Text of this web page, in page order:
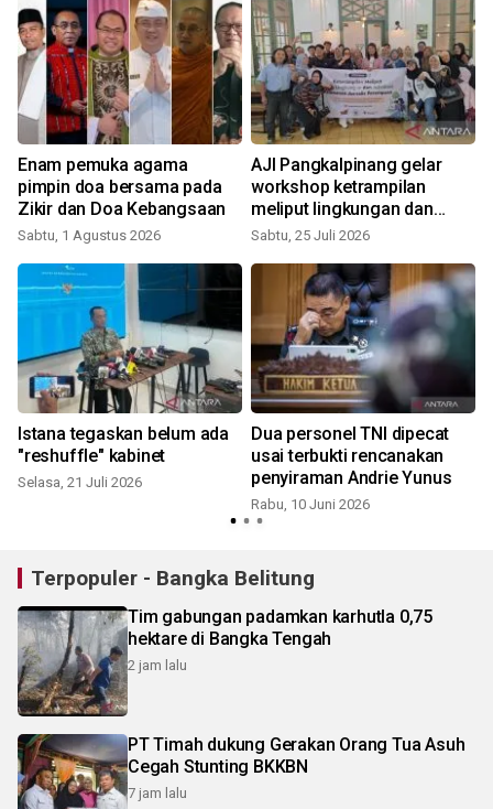
Enam pemuka agama
pimpin doa bersama pada
Zikir dan Doa Kebangsaan
Sabtu, 1 Agustus 2026
AJI Pangkalpinang gelar
workshop ketrampilan
meliput lingkungan dan
keamanan jurnalis
Sabtu, 25 Juli 2026
Istana tegaskan belum ada
"reshuffle" kabinet
Selasa, 21 Juli 2026
Dua personel TNI dipecat
usai terbukti rencanakan
penyiraman Andrie Yunus
Rabu, 10 Juni 2026
Terpopuler - Bangka Belitung
Tim gabungan padamkan karhutla 0,75
hektare di Bangka Tengah
2 jam lalu
PT Timah dukung Gerakan Orang Tua Asuh
Cegah Stunting BKKBN
7 jam lalu